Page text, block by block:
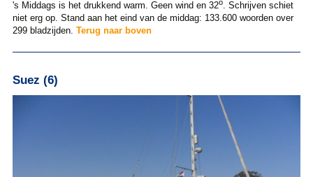
's Middags is het drukkend warm. Geen wind en 32 . Schrijven schiet
niet erg op. Stand aan het eind van de middag: 133.600 woorden over
299 bladzijden. Terug naar boven
Suez (6)